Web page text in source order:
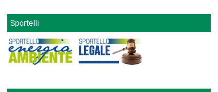
Sportelli